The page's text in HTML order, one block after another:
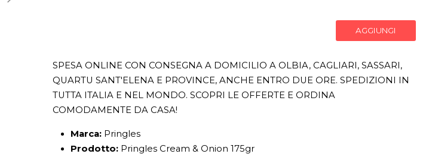
AGGIUNGI
SPESA ONLINE CON CONSEGNA A DOMICILIO A OLBIA, CAGLIARI, SASSARI,
QUARTU SANT'ELENA E PROVINCE, ANCHE ENTRO DUE ORE. SPEDIZIONI IN
TUTTA ITALIA E NEL MONDO. SCOPRI LE OFFERTE E ORDINA
COMODAMENTE DA CASA!
Marca:Pringles
Prodotto:Pringles Cream & Onion 175gr